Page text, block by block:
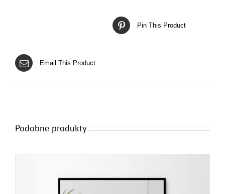
Pin This Product
Email This Product
Podobne produkty